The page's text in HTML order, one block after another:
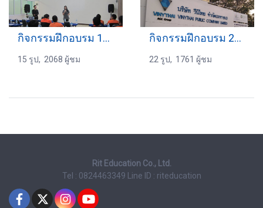
กิจกรรมฝึกอบรม 17-09-2559
15 รูป, 2068 ผู้ชม
กิจกรรมฝึกอบรม 21-01-2563 VT
22 รูป, 1761 ผู้ชม
Rit Education Co., Ltd.
Tel : 0824463349
Line ID : riteducation